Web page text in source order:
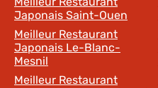
Japonais Saint-Ouen
Meilleur Restaurant
Japonais Le-Blanc-
Mesnil
Meilleur Restaurant